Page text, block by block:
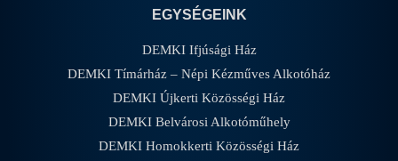
EGYSÉGEINK
DEMKI Ifjúsági Ház
DEMKI Tímárház – Népi Kézműves Alkotóház
DEMKI Újkerti Közösségi Ház
DEMKI Belvárosi Alkotóműhely
DEMKI Homokkerti Közösségi Ház